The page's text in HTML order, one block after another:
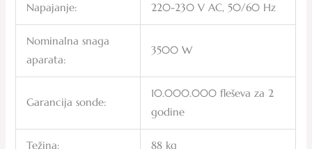
Napajanje: 220-230 V AC, 50/60 Hz
Nominalna snaga
aparata:
3500 W
Garancija sonde:
10.000.000 fleševa za 2
godine
Težina: 88 kg